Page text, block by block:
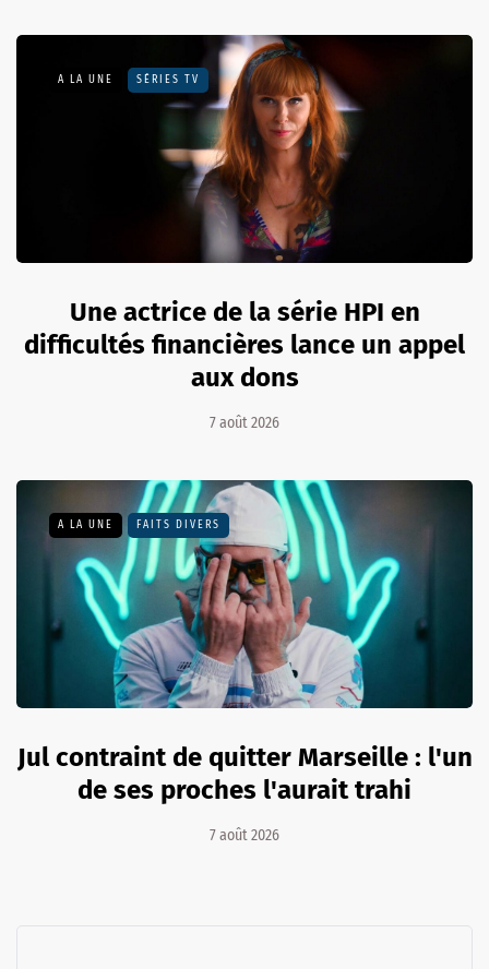
A LA UNE SÉRIES TV
Une actrice de la série HPI en
difficultés financières lance un appel
aux dons
7 août 2026
A LA UNE FAITS DIVERS
Jul contraint de quitter Marseille : l'un
de ses proches l'aurait trahi
7 août 2026